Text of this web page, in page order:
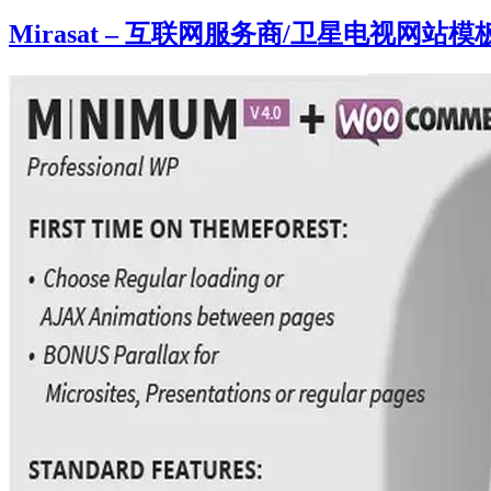
Mirasat – 互联网服务商/卫星电视网站模